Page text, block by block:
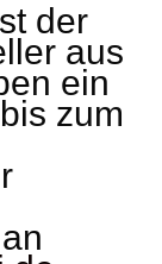
der
aus
ein
zum